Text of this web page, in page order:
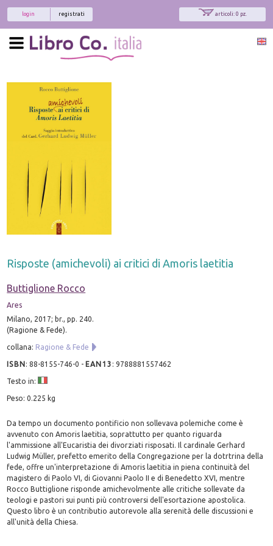
articoli: 0 pz.
registrati
login
Risposte (amichevoli) ai critici di Amoris laetitia
Buttiglione Rocco
Ares
Milano, 2017; br., pp. 240.
(Ragione & Fede).
collana: Ragione & Fede
ISBN:88-8155-746-0 - EAN13 :9788881557462
Testo in:
Peso: 0.225 kg
Da tempo un documento pontificio non sollevava polemiche come è
avvenuto con Amoris laetitia, soprattutto per quanto riguarda
l'ammissione all'Eucaristia dei divorziati risposati. Il cardinale Gerhard
Ludwig Müller, prefetto emerito della Congregazione per la dotrtrina della
fede, offre un'interpretazione di Amoris laetitia in piena continuità del
magistero di Paolo VI, di Giovanni Paolo II e di Benedetto XVI, mentre
Rocco Buttiglione risponde amichevolmente alle critiche sollevate da
teologi e pastori sui punti più controversi dell'esortazione apostolica.
Questo libro è un contributio autorevole alla serenità delle discussioni e
all'unità della Chiesa.